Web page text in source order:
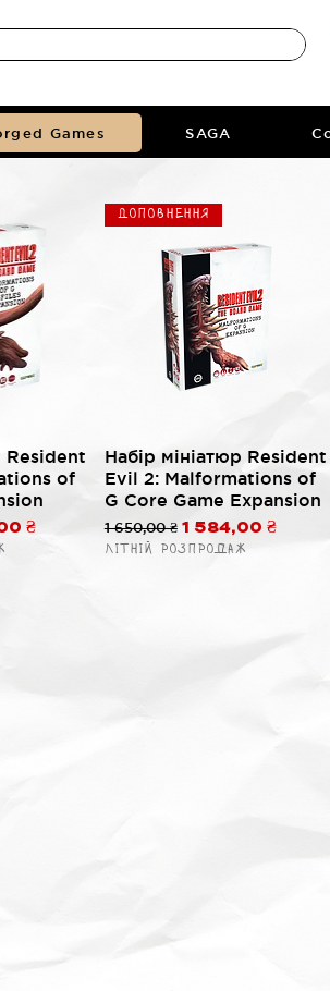
Games SAGA
Resident
of
₴
Швидкий перегляд
Доповнення
Набір мініатюр Resident
Evil 2: Malformations of
G Core Game Expansion
Звичайна ціна
1 650,00 ₴ За
1 584,00 ₴
Літній розпродаж